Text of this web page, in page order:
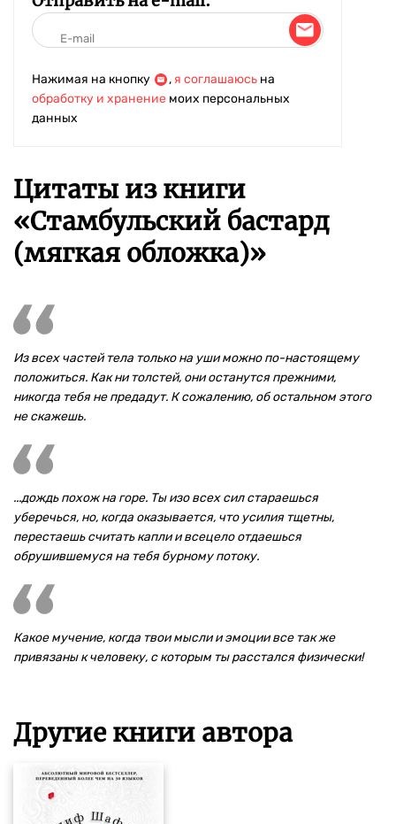
Нажимая на кнопку , я соглашаюсь на
обработку и хранение моих персональных
данных
Цитаты из книги
«Стамбульский бастард
(мягкая обложка)»
Из всех частей тела только на уши можно по-настоящему
положиться. Как ни толстей, они останутся прежними,
никогда тебя не предадут. К сожалению, об остальном этого
не скажешь.
...дождь похож на горе. Ты изо всех сил стараешься
уберечься, но, когда оказывается, что усилия тщетны,
перестаешь считать капли и всецело отдаешься
обрушившемуся на тебя бурному потоку.
Какое мучение, когда твои мысли и эмоции все так же
привязаны к человеку, с которым ты расстался физически!
Другие книги автора